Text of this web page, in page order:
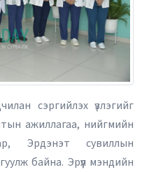
сэргийлэх үзлэгийг
ажиллагаа, нийгмийн
Эрдэнэт сувиллын
байна. Эрүүл мэндийн